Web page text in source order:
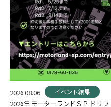
2026.08.06 イベント結果
2026年 モーターランドＳＰ ドリ